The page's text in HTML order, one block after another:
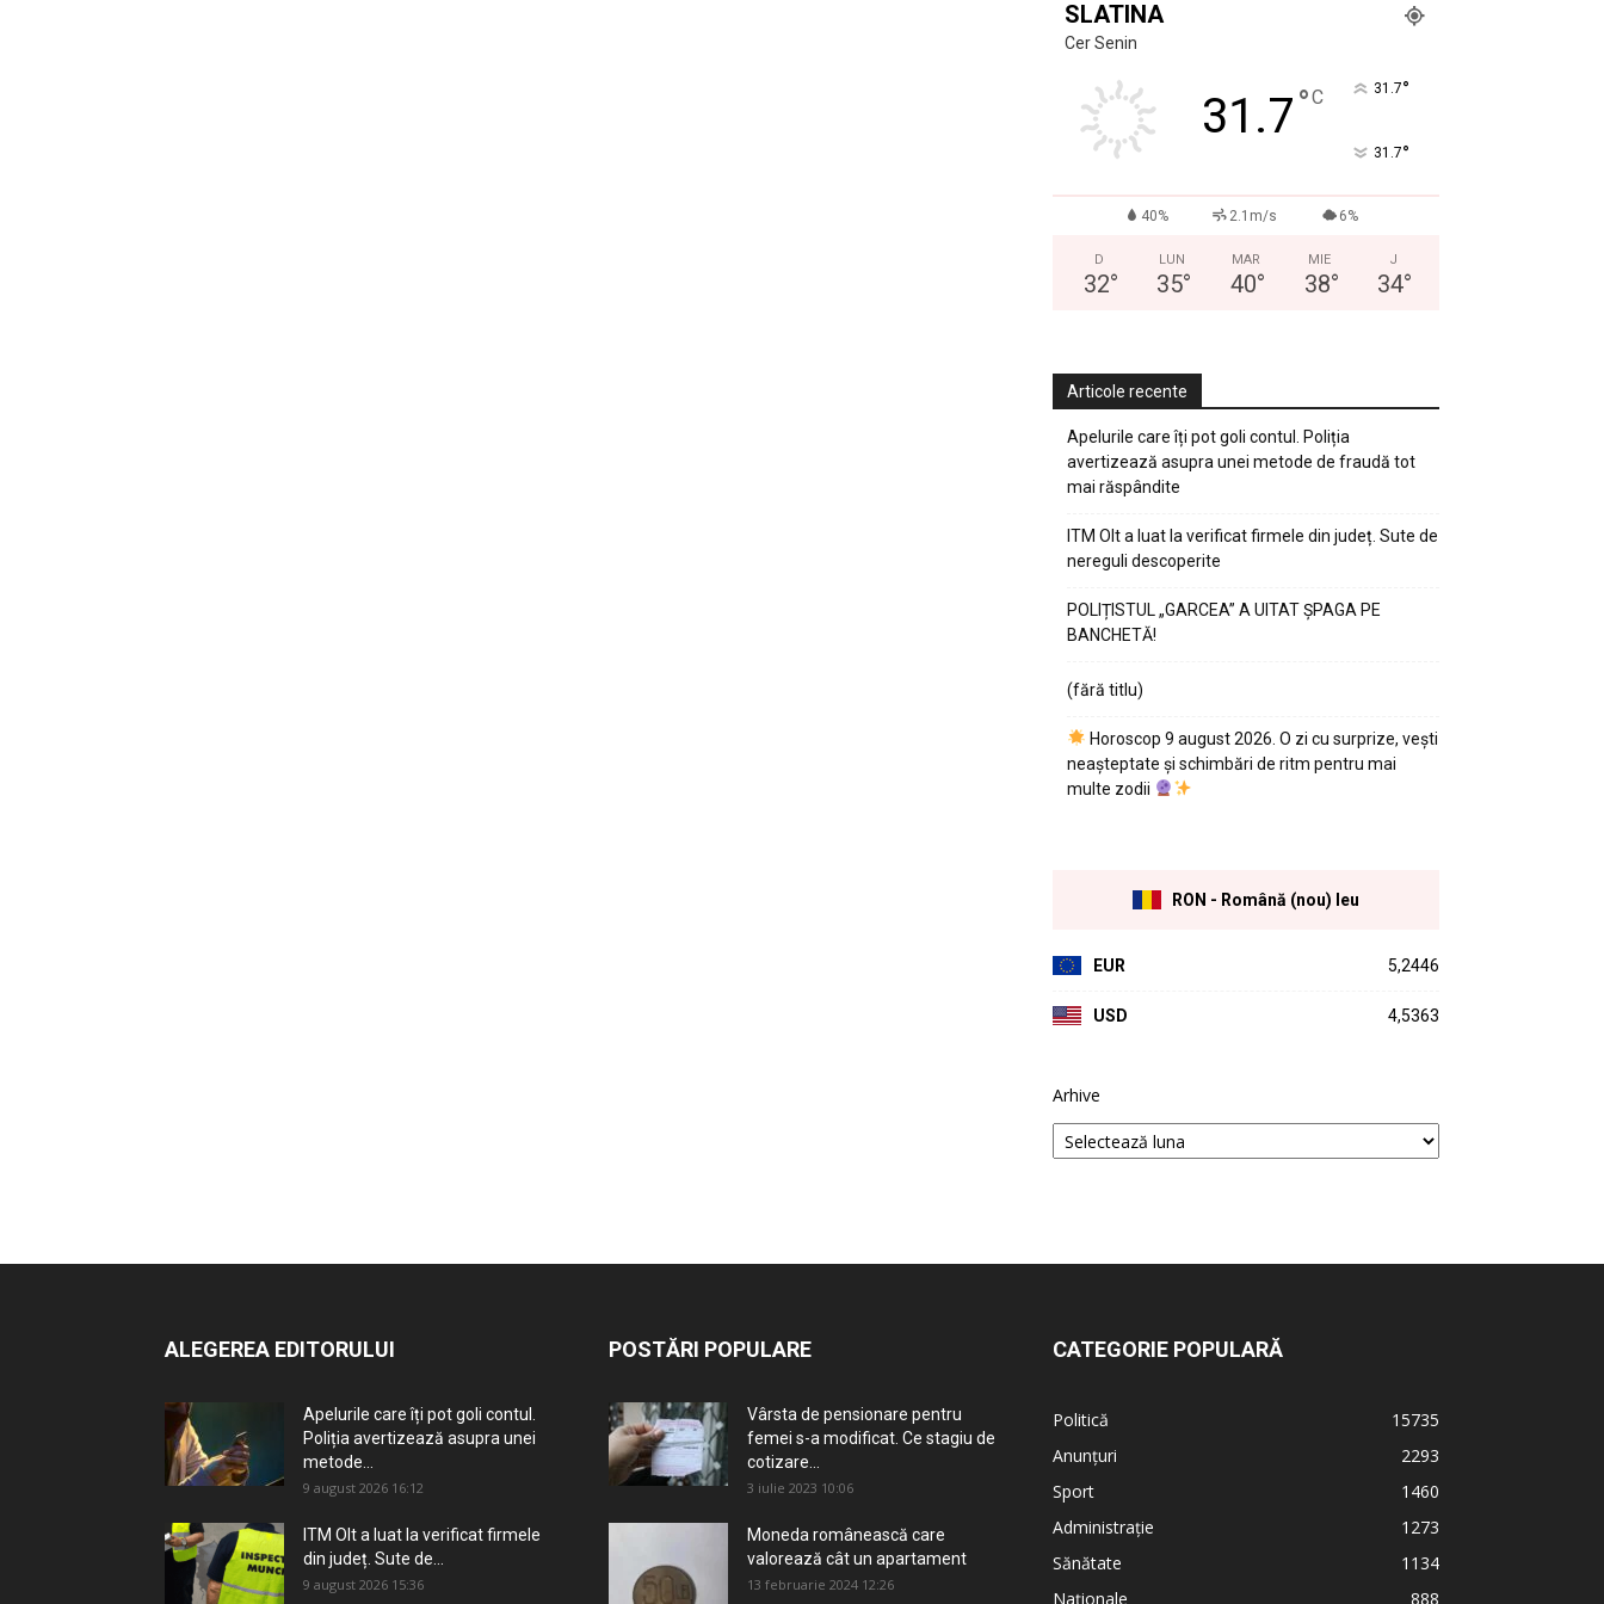
SLATINA
Cer Senin
31.7°C 31.7°
31.7°
40% 2.1m/s 6%
D
32°
LUN
35°
MAR
40°
MIE
38°
J
34°
Articole recente
Apelurile care îți pot goli contul. Poliția
avertizează asupra unei metode de fraudă tot
mai răspândite
ITM Olt a luat la verificat firmele din județ. Sute de
nereguli descoperite
POLIȚISTUL „GARCEA” A UITAT ȘPAGA PE
BANCHETĂ!
(fără titlu)
Horoscop 9 august 2026. O zi cu surprize, vești
neașteptate și schimbări de ritm pentru mai
multe zodii
RON - Română (nou) leu
EUR 5,2446
USD 4,5363
Arhive
ALEGEREA EDITORULUI
Apelurile care îți pot goli contul.
Poliția avertizează asupra unei
metode...
9 august 2026 16:12
ITM Olt a luat la verificat firmele
din județ. Sute de...
9 august 2026 15:36
POSTĂRI POPULARE
Vârsta de pensionare pentru
femei s-a modificat. Ce stagiu de
cotizare...
3 iulie 2023 10:06
Moneda românească care
valorează cât un apartament
13 februarie 2024 12:26
CATEGORIE POPULARĂ
Politică
15735
Anunțuri
2293
Sport
1460
Administrație
1273
Sănătate
1134
Naționale
888